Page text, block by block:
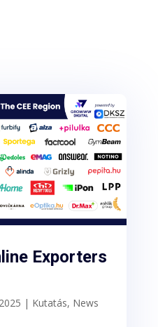
Exporters
| Kutatás, News